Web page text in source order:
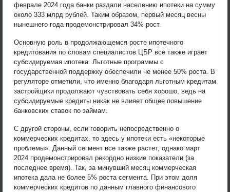
феврале 2024 года банки раздали населению ипотеки на сумму
около 333 млрд рублей. Таким образом, первый месяц весны
нынешнего года продемонстрировал 34% рост.
Основную роль в продолжающемся росте ипотечного
кредитования по словам специалистов ЦБР все также играет
субсидируемая ипотека. Льготные программы с
государственной поддержку обеспечили не менее 50% роста. В
регуляторе отметили, что именно благодаря льготным кредитам
застройщики продолжают чувствовать себя хорошо, ведь на
субсидируемые кредиты никак не влияет общее повышение
банковских ставок по займам.
С другой стороны, если говорить непосредственно о
коммерческих кредитах, то здесь у ипотеки есть «некоторые
проблемы». Данный сегмент все также растет, однако март
2024 продемонстрировал рекордно низкие показатели (за
последнее время). Так, за минувший месяц коммерческая
ипотека дала не более 5% роста сегмента. При этом доля
коммерческих кредитов по данным главного финансового